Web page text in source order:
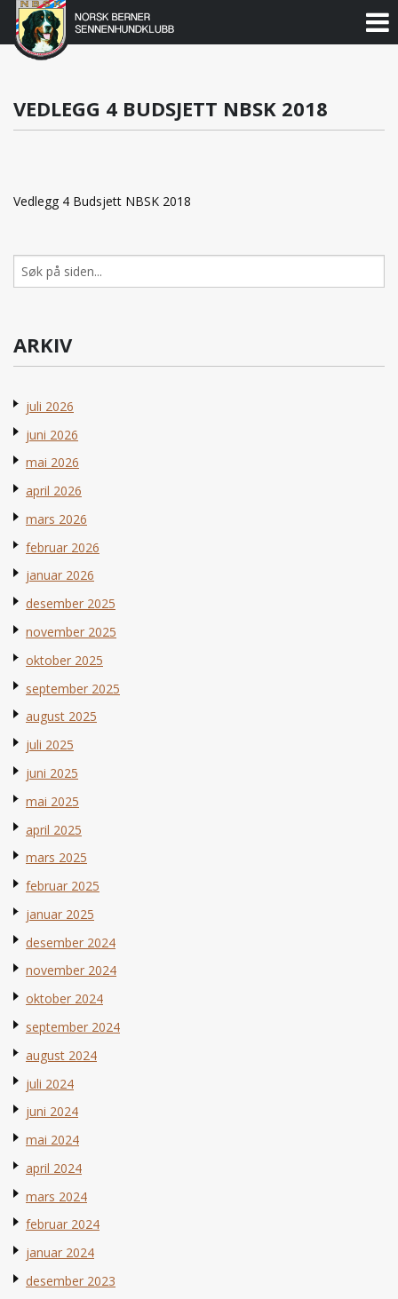
Gå
Norsk
Berner
Sennenhundklubb
VEDLEGG 4 BUDSJETT NBSK 2018
Vedlegg 4 Budsjett NBSK 2018
Søk
etter:
ARKIV
juli 2026
juni 2026
mai 2026
april 2026
mars 2026
februar 2026
januar 2026
desember 2025
november 2025
oktober 2025
september 2025
august 2025
juli 2025
juni 2025
mai 2025
april 2025
mars 2025
februar 2025
januar 2025
desember 2024
november 2024
oktober 2024
september 2024
august 2024
juli 2024
juni 2024
mai 2024
april 2024
mars 2024
februar 2024
januar 2024
desember 2023